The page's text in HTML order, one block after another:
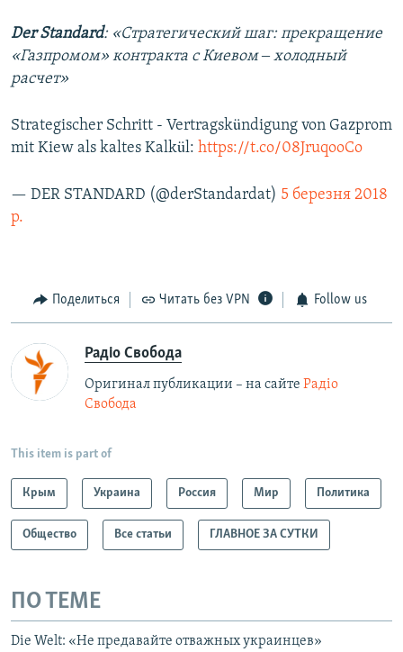
Der Standard: «Стратегический шаг: прекращение
«Газпромом» контракта с Киевом ‒ холодный
расчет»
Strategischer Schritt - Vertragskündigung von Gazprom
mit Kiew als kaltes Kalkül: https://t.co/08JruqooCo
— DER STANDARD (@derStandardat) 5 березня 2018
р.
Поделиться Читать без VPN Follow us
Радіо Свобода
Оригинал публикации – на сайте Радіо
Свобода
This item is part of
Крым Украина Россия Мир Политика
Общество Все статьи ГЛАВНОЕ ЗА СУТКИ
ПО ТЕМЕ
Die Welt: «Не предавайте отважных украинцев»